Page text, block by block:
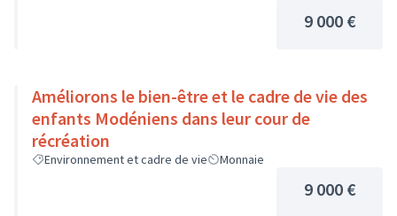
9 000 €
Améliorons le bien-être et le cadre de vie des
enfants Modéniens dans leur cour de
récréation
Environnement et cadre de vie Monnaie
9 000 €